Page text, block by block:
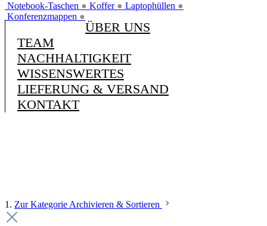
Notebook-Taschen ● Koffer ● Laptophüllen ●
Konferenzmappen ●
ÜBER UNS
TEAM
NACHHALTIGKEIT
WISSENSWERTES
LIEFERUNG & VERSAND
KONTAKT
1. Zur Kategorie Archivieren & Sortieren